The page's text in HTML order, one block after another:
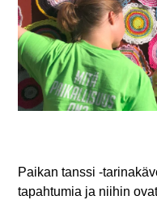
Paikan tanssi -
tapahtumia ja niihin